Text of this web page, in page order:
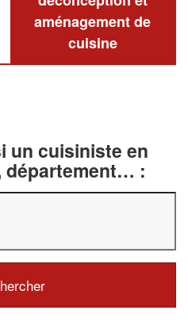
aménagement de
cuisine
un cuisiniste en
département… :